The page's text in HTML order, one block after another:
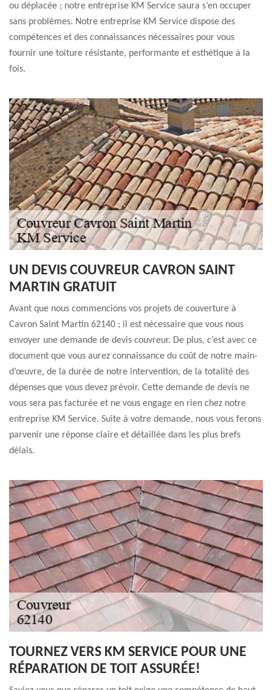
ou déplacée ; notre entreprise KM Service saura s’en occuper
sans problèmes. Notre entreprise KM Service dispose des
compétences et des connaissances nécessaires pour vous
fournir une toiture résistante, performante et esthétique à la
fois.
UN DEVIS COUVREUR CAVRON SAINT
MARTIN GRATUIT
Avant que nous commencions vos projets de couverture à
Cavron Saint Martin 62140 ; il est nécessaire que vous nous
envoyer une demande de devis couvreur. De plus, c’est avec ce
document que vous aurez connaissance du coût de notre main-
d’œuvre, de la durée de notre intervention, de la totalité des
dépenses que vous devez prévoir. Cette demande de devis ne
vous sera pas facturée et ne vous engage en rien chez notre
entreprise KM Service. Suite à votre demande, nous vous ferons
parvenir une réponse claire et détaillée dans les plus brefs
délais.
TOURNEZ VERS KM SERVICE POUR UNE
RÉPARATION DE TOIT ASSURÉE!